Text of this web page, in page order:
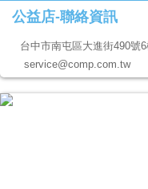
公益店-聯絡資訊
台中市南屯區大進街490號
service@comp.com.tw